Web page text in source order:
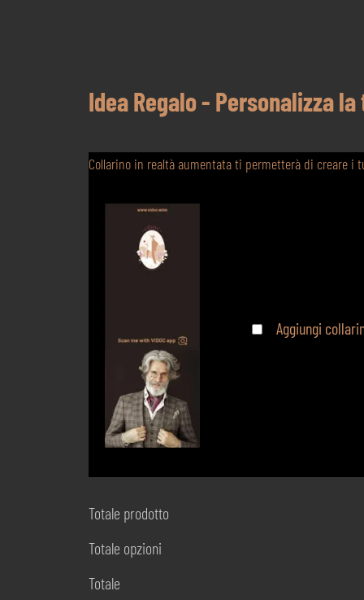
Idea Regalo - Personalizza
Collarino in realtà aumentata ti permetterà di creare i
Aggiungi
Totale prodotto
Totale opzioni
Totale